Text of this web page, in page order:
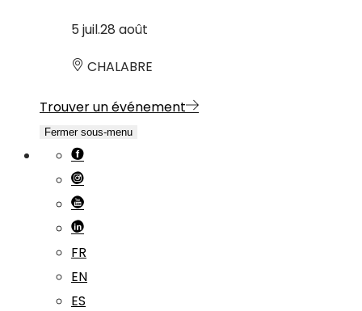
5 juil.28 août
CHALABRE
Trouver un événement
Fermer sous-menu
FR
EN
ES